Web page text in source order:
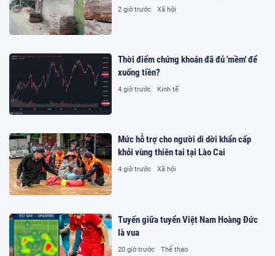
2 giờ trước Xã hội
Thời điểm chứng khoán đã đủ 'mềm' để
xuống tiền?
4 giờ trước Kinh tế
Mức hỗ trợ cho người di dời khẩn cấp
khỏi vùng thiên tai tại Lào Cai
4 giờ trước Xã hội
Tuyến giữa tuyển Việt Nam Hoàng Đức
là vua
20 giờ trước Thể thao